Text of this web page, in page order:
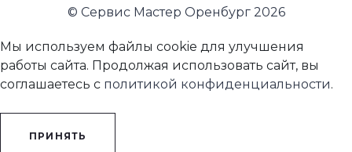
© Сервис Мастер Оренбург 2026
Мы используем файлы cookie для улучшения
работы сайта. Продолжая использовать сайт, вы
соглашаетесь с политикой конфиденциальности.
ПРИНЯТЬ